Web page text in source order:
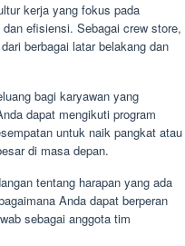
kerja yang fokus pada
efisiensi. Sebagai crew store,
berbagai latar belakang dan
bagi karyawan yang
dapat mengikuti program
untuk naik pangkat atau
di masa depan.
tentang harapan yang ada
Anda dapat berperan
sebagai anggota tim